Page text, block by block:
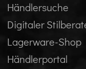
Händlersuche
Digitaler
Lagerware-Shop
Händlerportal